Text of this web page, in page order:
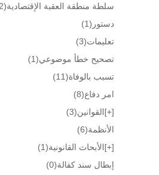
سلطة منطقة العقبة الإقتصادية(2)
دستور (1)
تعليمات(3)
تصحيح خطأ موضوعي(1)
تسبب بالوفاة(11)
امر دفاع(8)
[+]القوانين(3)
الأنظمة(6)
[+]الأبحاث القانونية(1)
إبطال سند كفالة(0)